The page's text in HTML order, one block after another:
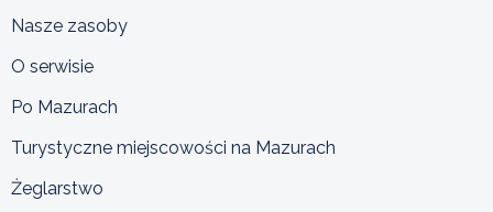
Nasze zasoby
O serwisie
Po Mazurach
Turystyczne miejscowości na Mazurach
Żeglarstwo